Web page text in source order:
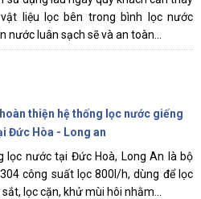
liệu lọc bên trong bình lọc nước
luân sạch sẽ và an toàn...
thiện hệ thống lọc nước giếng
Đức Hòa - Long an
lọc nước tại Đức Hoà, Long An là bộ
công suất lọc 800l/h, dùng để lọc
lọc cặn, khử mùi hôi nhằm...